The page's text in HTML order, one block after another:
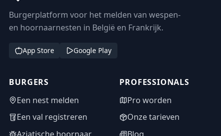
Burgerplatform voor het melden van wespen-
en hoornaarnesten in België en Frankrijk.
App Store Google Play
BURGERS
Een nest melden
Een val registreren
PROFESSIONALS
Pro worden
Onze tarieven